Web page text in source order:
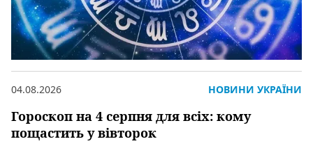
Гороскоп на 4 серпня для всіх: кому
пощастить у вівторок
04.08.2026 НОВИНИ УКРАЇНИ